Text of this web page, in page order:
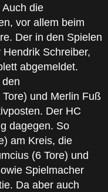
die
vor allem beim
Der in den Spielen
Schreiber,
abgemeldet.
und Merlin Fuß
Der HC
dagegen. So
am Kreis, die
(6 Tore) und
Spielmacher
Da aber auch